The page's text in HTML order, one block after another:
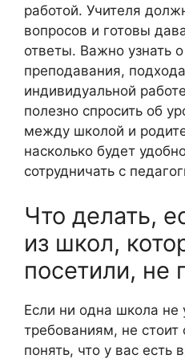
работой. Учителя
вопросов и готовы
ответы. Важно узнать
преподавания,
индивидуальной
полезно спросить об
между школой и
насколько будет
сотрудничать с
Что делать,
из школ,
посетили, не
Если ни одна школа
требованиям, не стоит
понять, что у вас есть